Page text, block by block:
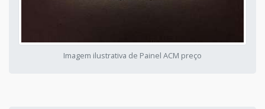
Imagem ilustrativa de Painel ACM preço